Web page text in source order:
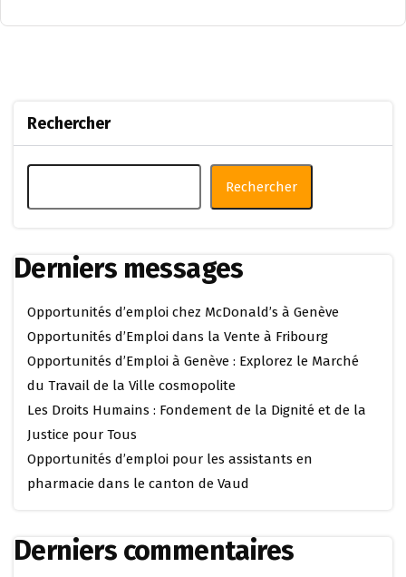
Rechercher
Rechercher
Derniers messages
Opportunités d’emploi chez McDonald’s à Genève
Opportunités d’Emploi dans la Vente à Fribourg
Opportunités d’Emploi à Genève : Explorez le Marché
du Travail de la Ville cosmopolite
Les Droits Humains : Fondement de la Dignité et de la
Justice pour Tous
Opportunités d’emploi pour les assistants en
pharmacie dans le canton de Vaud
Derniers commentaires